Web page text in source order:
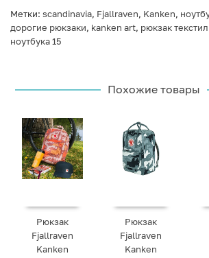
Метки: scandinavia, Fjallraven, Kanken,
дорогие рюкзаки, kanken art, рюкзак
ноутбука 15
Похожие товары
Рюкзак
Fjallraven
Kanken
Рюкзак
Fjallraven
Kanken